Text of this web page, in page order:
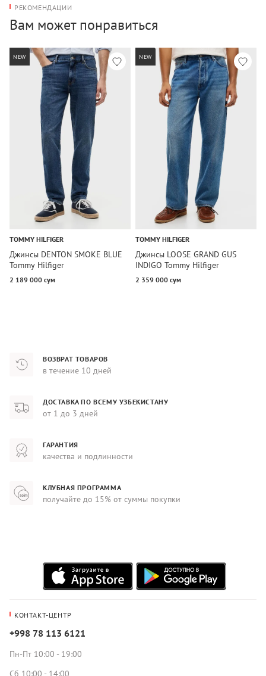
РЕКОМЕНДАЦИИ
Вам может понравиться
NEW
TOMMY HILFIGER
Джинсы DENTON SMOKE BLUE
Tommy Hilfiger
2 189 000 сум
NEW
TOMMY HILFIGER
Джинсы LOOSE GRAND GUS
INDIGO Tommy Hilfiger
2 359 000 сум
ВОЗВРАТ ТОВАРОВ
в течение 10 дней
ДОСТАВКА ПО ВСЕМУ УЗБЕКИСТАНУ
от 1 до 3 дней
ГАРАНТИЯ
качества и подлинности
КЛУБНАЯ ПРОГРАММА
получайте до 15% от суммы покупки
КОНТАКТ-ЦЕНТР
+998 78 113 6121
Пн-Пт 10:00 - 19:00
Сб 10:00 - 14:00